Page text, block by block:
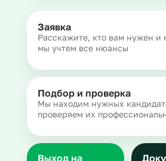
Заявка
Расскажите, кто вам нужен и
мы учтем все нюансы
Подбор и проверка
Мы находим нужных
проверяем их
Выход на